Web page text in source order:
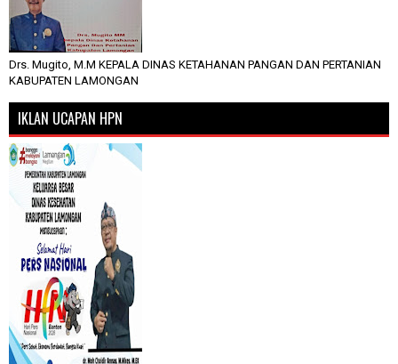
Drs. Mugito, M.M KEPALA DINAS KETAHANAN PANGAN DAN PERTANIAN
KABUPATEN LAMONGAN
IKLAN UCAPAN HPN